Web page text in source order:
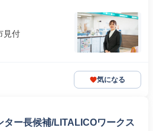
見付
気になる
ター長候補/LITALICOワークス